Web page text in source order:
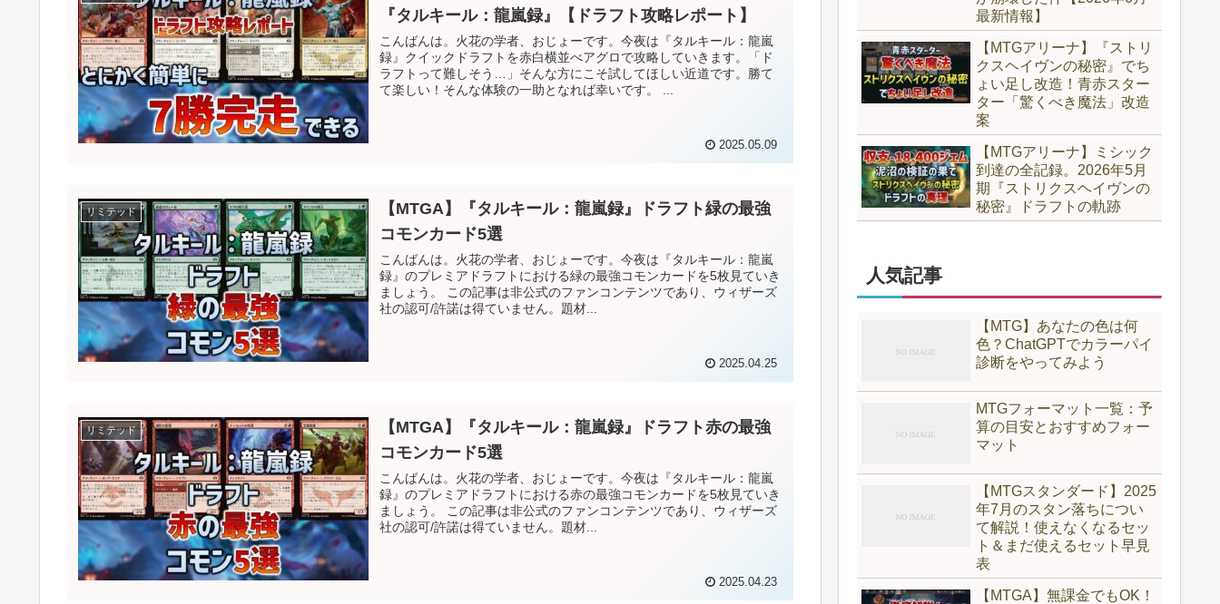
『タルキール：龍嵐録』【ドラフト攻略レポート】
こんばんは。火花の学者、おじょーです。今夜は『タルキール：龍嵐
録』クイックドラフトを赤白横並べアグロで攻略していきます。「ド
ラフトって難しそう…」そんな方にこそ試してほしい近道です。勝て
て楽しい！そんな体験の一助となれば幸いです。 ...
2025.05.09
リミテッド
【MTGA】『タルキール：龍嵐録』ドラフト緑の最強
コモンカード5選
こんばんは。火花の学者、おじょーです。今夜は『タルキール：龍嵐
録』のプレミアドラフトにおける緑の最強コモンカードを5枚見ていき
ましょう。 この記事は非公式のファンコンテンツであり、ウィザーズ
社の認可/許諾は得ていません。題材...
2025.04.25
リミテッド
【MTGA】『タルキール：龍嵐録』ドラフト赤の最強
コモンカード5選
こんばんは。火花の学者、おじょーです。今夜は『タルキール：龍嵐
録』のプレミアドラフトにおける赤の最強コモンカードを5枚見ていき
ましょう。 この記事は非公式のファンコンテンツであり、ウィザーズ
社の認可/許諾は得ていません。題材...
2025.04.23
最新情報】
【MTGアリーナ】『ストリ
クスヘイヴンの秘密』でち
ょい足し改造！青赤スター
ター「驚くべき魔法」改造
案
【MTGアリーナ】ミシック
到達の全記録。2026年5月
期『ストリクスヘイヴンの
秘密』ドラフトの軌跡
人気記事
【MTG】あなたの色は何
色？ChatGPTでカラーパイ
診断をやってみよう
MTGフォーマット一覧：予
算の目安とおすすめフォー
マット
【MTGスタンダード】2025
年7月のスタン落ちについ
て解説！使えなくなるセッ
ト＆まだ使えるセット早見
表
【MTGA】無課金でもOK！